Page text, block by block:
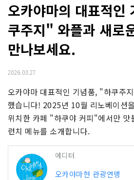
오카야마의 대표적인
쿠주지" 와플과 새로
만나보세요.
2026.03.27
오카야마 대표적인 기념품, "하쿠주
했습니다! 2025년 10월 리노베이션
위치한 카페 "하쿠야 커피"에서만 맛
런치 메뉴를 소개합니다.
에디터
오카야마현 관광연맹